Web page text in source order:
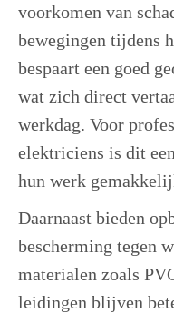
voorkomen van
bewegingen tijdens
bespaart een goed
wat zich direct
werkdag. Voor
elektriciens is dit
hun werk
Daarnaast bieden
bescherming tegen
materialen zoals
leidingen blijven